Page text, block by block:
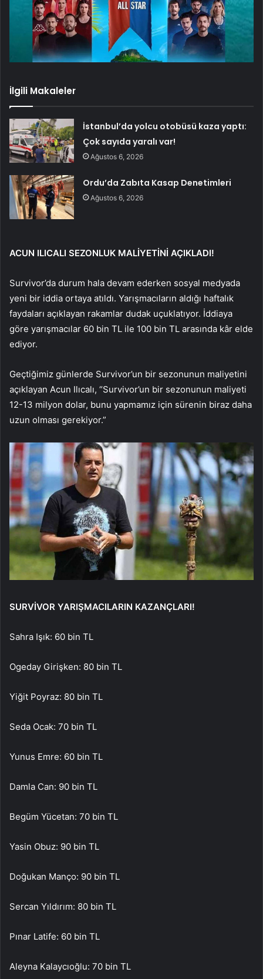
İlgili Makaleler
İstanbul’da yolcu otobüsü kaza yaptı:
Çok sayıda yaralı var!
Ağustos 6, 2026
Ordu’da Zabıta Kasap Denetimleri
Ağustos 6, 2026
ACUN ILICALI SEZONLUK MALİYETİNİ AÇIKLADI!
Survivor’da durum hala devam ederken sosyal medyada
yeni bir iddia ortaya atıldı. Yarışmacıların aldığı haftalık
faydaları açıklayan rakamlar dudak uçuklatıyor. İddiaya
göre yarışmacılar 60 bin TL ile 100 bin TL arasında kâr elde
ediyor.
Geçtiğimiz günlerde Survivor’un bir sezonunun maliyetini
açıklayan Acun Ilıcalı, “Survivor’un bir sezonunun maliyeti
12-13 milyon dolar, bunu yapmamız için sürenin biraz daha
uzun olması gerekiyor.”
SURVİVOR YARIŞMACILARIN KAZANÇLARI!
Sahra Işık: 60 bin TL
Ogeday Girişken: 80 bin TL
Yiğit Poyraz: 80 bin TL
Seda Ocak: 70 bin TL
Yunus Emre: 60 bin TL
Damla Can: 90 bin TL
Begüm Yücetan: 70 bin TL
Yasin Obuz: 90 bin TL
Doğukan Manço: 90 bin TL
Sercan Yıldırım: 80 bin TL
Pınar Latife: 60 bin TL
Aleyna Kalaycıoğlu: 70 bin TL